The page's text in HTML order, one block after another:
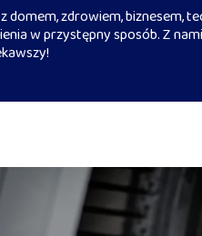
zdrowiem, biznesem,
w przystępny sposób. Z